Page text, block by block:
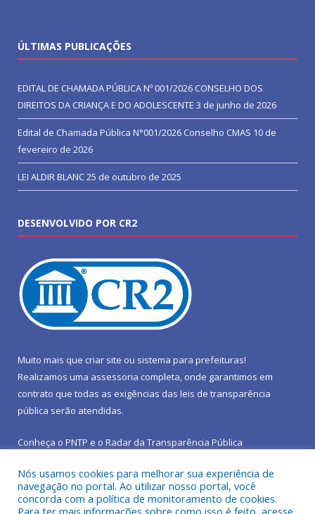
ÚLTIMAS PUBLICAÇÕES
EDITAL DE CHAMADA PÚBLICA Nº 001/2026 CONSELHO DOS
DIREITOS DA CRIANÇA E DO ADOLESCENTE 3 de junho de 2026
Edital de Chamada Pública N°001/2026 Conselho CMAS 10 de
fevereiro de 2026
LEI ALDIR BLANC25 de outubro de 2025
DESENVOLVIDO POR CR2
Muito mais que criar site ou sistema para prefeituras!
Realizamos uma assessoria completa, onde garantimos em
contrato que todas as exigências das leis de transparência
pública serão atendidas.
Conheça o PNTP e o Radar da Transparência Pública
Nós usamos cookies para melhorar sua experiência de
navegação no portal. Ao utilizar nosso portal, você
concorda com a política de monitoramento de cookies.
Para ter mais informações sobre como isso é feito, acesse